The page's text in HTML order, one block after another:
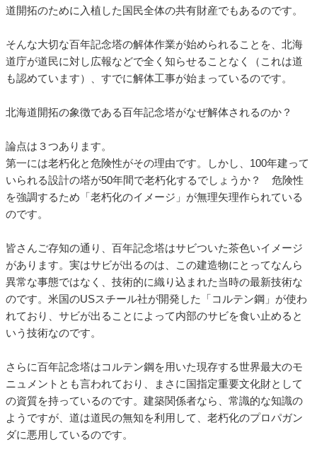
道開拓のために入植した国民全体の共有財産でもあるのです。
そんな大切な百年記念塔の解体作業が始められることを、北海
道庁が道民に対し広報などで全く知らせることなく（これは道
も認めています）、すでに解体工事が始まっているのです。
北海道開拓の象徴である百年記念塔がなぜ解体されるのか？
論点は３つあります。
第一には老朽化と危険性がその理由です。しかし、100年建って
いられる設計の塔が50年間で老朽化するでしょうか？ 危険性
を強調するため「老朽化のイメージ」が無理矢理作られている
のです。
皆さんご存知の通り、百年記念塔はサビついた茶色いイメージ
があります。実はサビが出るのは、この建造物にとってなんら
異常な事態ではなく、技術的に織り込まれた当時の最新技術な
のです。米国のUSスチール社が開発した「コルテン鋼」が使わ
れており、サビが出ることによって内部のサビを食い止めると
いう技術なのです。
さらに百年記念塔はコルテン鋼を用いた現存する世界最大のモ
ニュメントとも言われており、まさに国指定重要文化財として
の資質を持っているのです。建築関係者なら、常識的な知識の
ようですが、道は道民の無知を利用して、老朽化のプロパガン
ダに悪用しているのです。